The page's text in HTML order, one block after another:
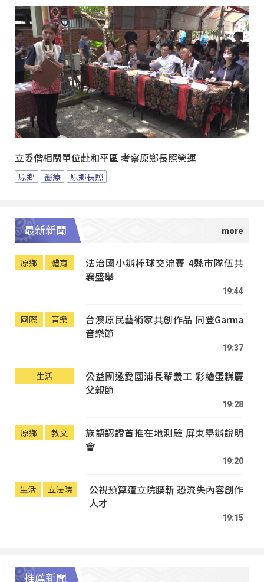
立委偕相關單位赴和平區 考察原鄉長照營運
原鄉 醫療 原鄉長照
最新新聞
原鄉 體育
法治國小辦棒球交流賽 4縣市隊伍共
襄盛舉
19:44
國際 音樂
台澳原民藝術家共創作品 同登Garma
音樂節
19:37
生活
公益團邀愛國浦長輩義工 彩繪蛋糕慶
父親節
19:28
原鄉 教文
族語認證首推在地測驗 屏東舉辦說明
會
19:20
生活 立法院
公視預算遭立院腰斬 恐流失內容創作
人才
19:15
推薦新聞